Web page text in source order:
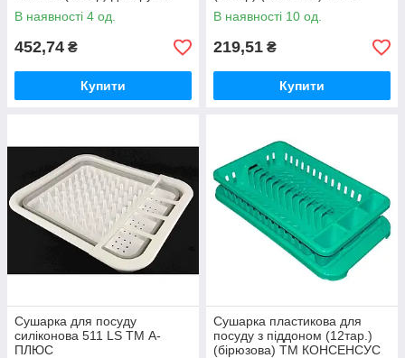
(чорно-біла) ТМ R-PLASTIC
В наявності 4 од.
452,74 ₴
Купити
PLASTIC
В наявності 10 од.
219,51 ₴
Купити
Сушарка для посуду
силіконова 511 LS ТМ А-
ПЛЮС
Сушарка пластикова для
посуду з піддоном (12тар.)
(бірюзова) ТМ КОНСЕНСУС